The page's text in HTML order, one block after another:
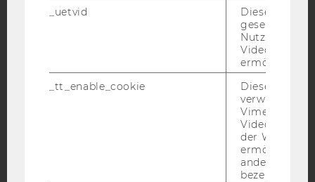
Bluesky
IMPRESSUM
BARRIEREFREIHEITSERKLÄRUNG WEBSEITE
DATENSCHUTZERKLÄRUNG SOCIAL MEDIA
_uetvid
Dieses
gesetzt, um
Nutzung des
Videoplayers
ermöglichen
_tt_enable_cookie
Dieses
verwendet,
Vimeo-
der WU-
ermöglichen
andere nicht
bezeichnete